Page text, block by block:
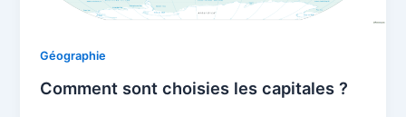
Géographie
Comment sont choisies les capitales ?